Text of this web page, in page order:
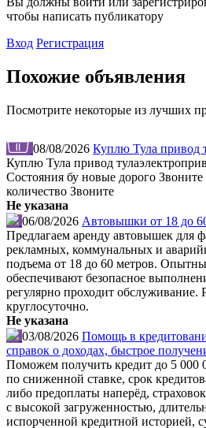
чтобы написать публикатору
Вход Регистрация
Похожие объявления
Посмотрите некоторые из лучших
08/08/2026 Куплю Тула привод
Куплю Тула привод
Состояния бу новые дорого
количество Звоните
Не указана
06/08/2026 Автовышки от 18 до
Предлагаем аренду автовышек для
рекламных, коммунальных и
подъема от 18 до 60 метров.
обеспечивают безопасное
регулярно проходит обслуживание.
круглосуточно.
Не указана
03/08/2026 Помощь в
справок о доходах, быстрое
Поможем получить кредит до 5 000
по сниженной ставке, срок
либо предоплаты наперёд,
с высокой загруженностью,
испорченной кредитной историей,